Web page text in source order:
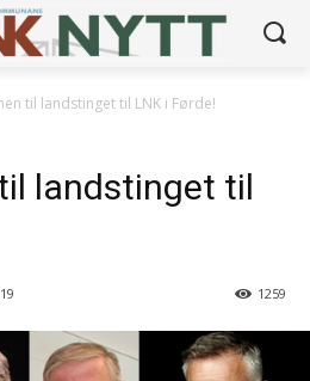
til landstinget til LNK i Førde!
landstinget til
1259